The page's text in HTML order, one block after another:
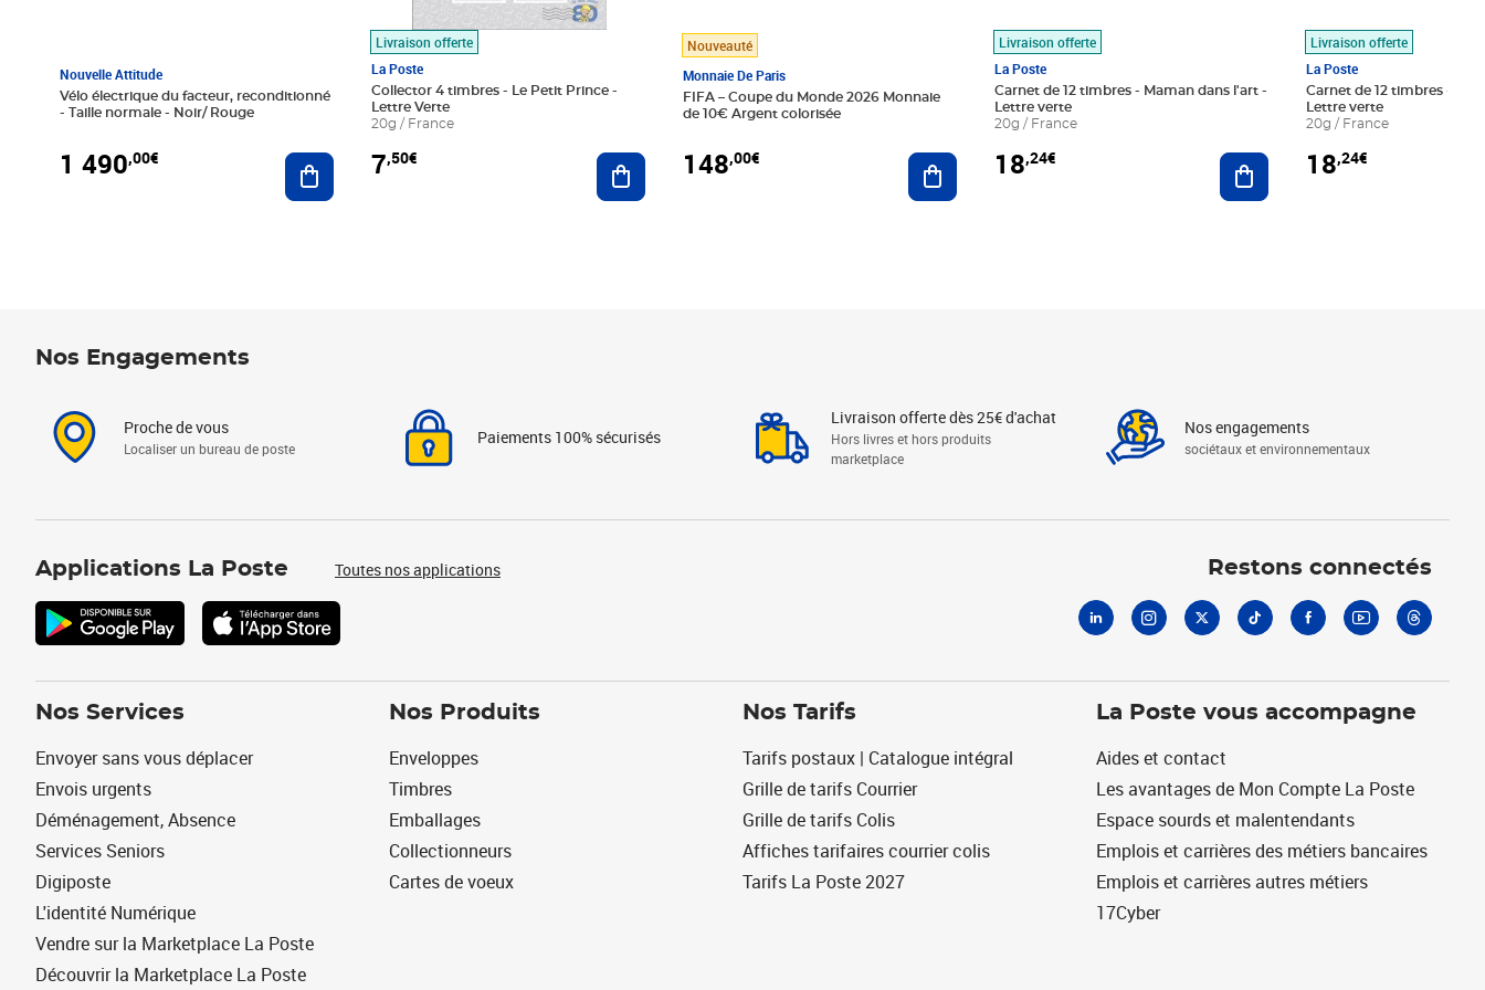
Nouvelle Attitude
Vélo électrique du facteur, reconditionné
- Taille normale - Noir/ Rouge
1 490,00€ Ajouter au panier
Livraison offerte
La Poste
Collector 4 timbres - Le Petit Prince -
Lettre Verte
20g / France
7,50€ Ajouter au panier
Nouveauté
Monnaie De Paris
FIFA – Coupe du Monde 2026 Monnaie
de 10€ Argent colorisée
148,00€ Ajouter au panier
Livraison offerte
La Poste
Carnet de 12 timbres - Maman dans l'art -
Lettre verte
20g / France
18,24€ Ajouter au panier
Livraison offerte
La Poste
Carnet de 12 timbres - Le
Lettre verte
20g / France
18,24€
Nos Engagements
Proche de vous
Localiser un bureau de poste
Paiements 100% sécurisés
Livraison offerte dès 25€ d'achat
Hors livres et hors produits
marketplace
Nos engagements
sociétaux et environnementaux
Applications La Poste Toutes nos applications Restons connectés
Nos Services
Envoyer sans vous déplacer
Envois urgents
Déménagement, Absence
Services Seniors
Digiposte
L'identité Numérique
Vendre sur la Marketplace La Poste
Découvrir la Marketplace La Poste
Nos Produits
Enveloppes
Timbres
Emballages
Collectionneurs
Cartes de voeux
Nos Tarifs
Tarifs postaux | Catalogue intégral
Grille de tarifs Courrier
Grille de tarifs Colis
Affiches tarifaires courrier colis
Tarifs La Poste 2027
La Poste vous accompagne
Aides et contact
Les avantages de Mon Compte La Poste
Espace sourds et malentendants
Emplois et carrières des métiers bancaires
Emplois et carrières autres métiers
17Cyber